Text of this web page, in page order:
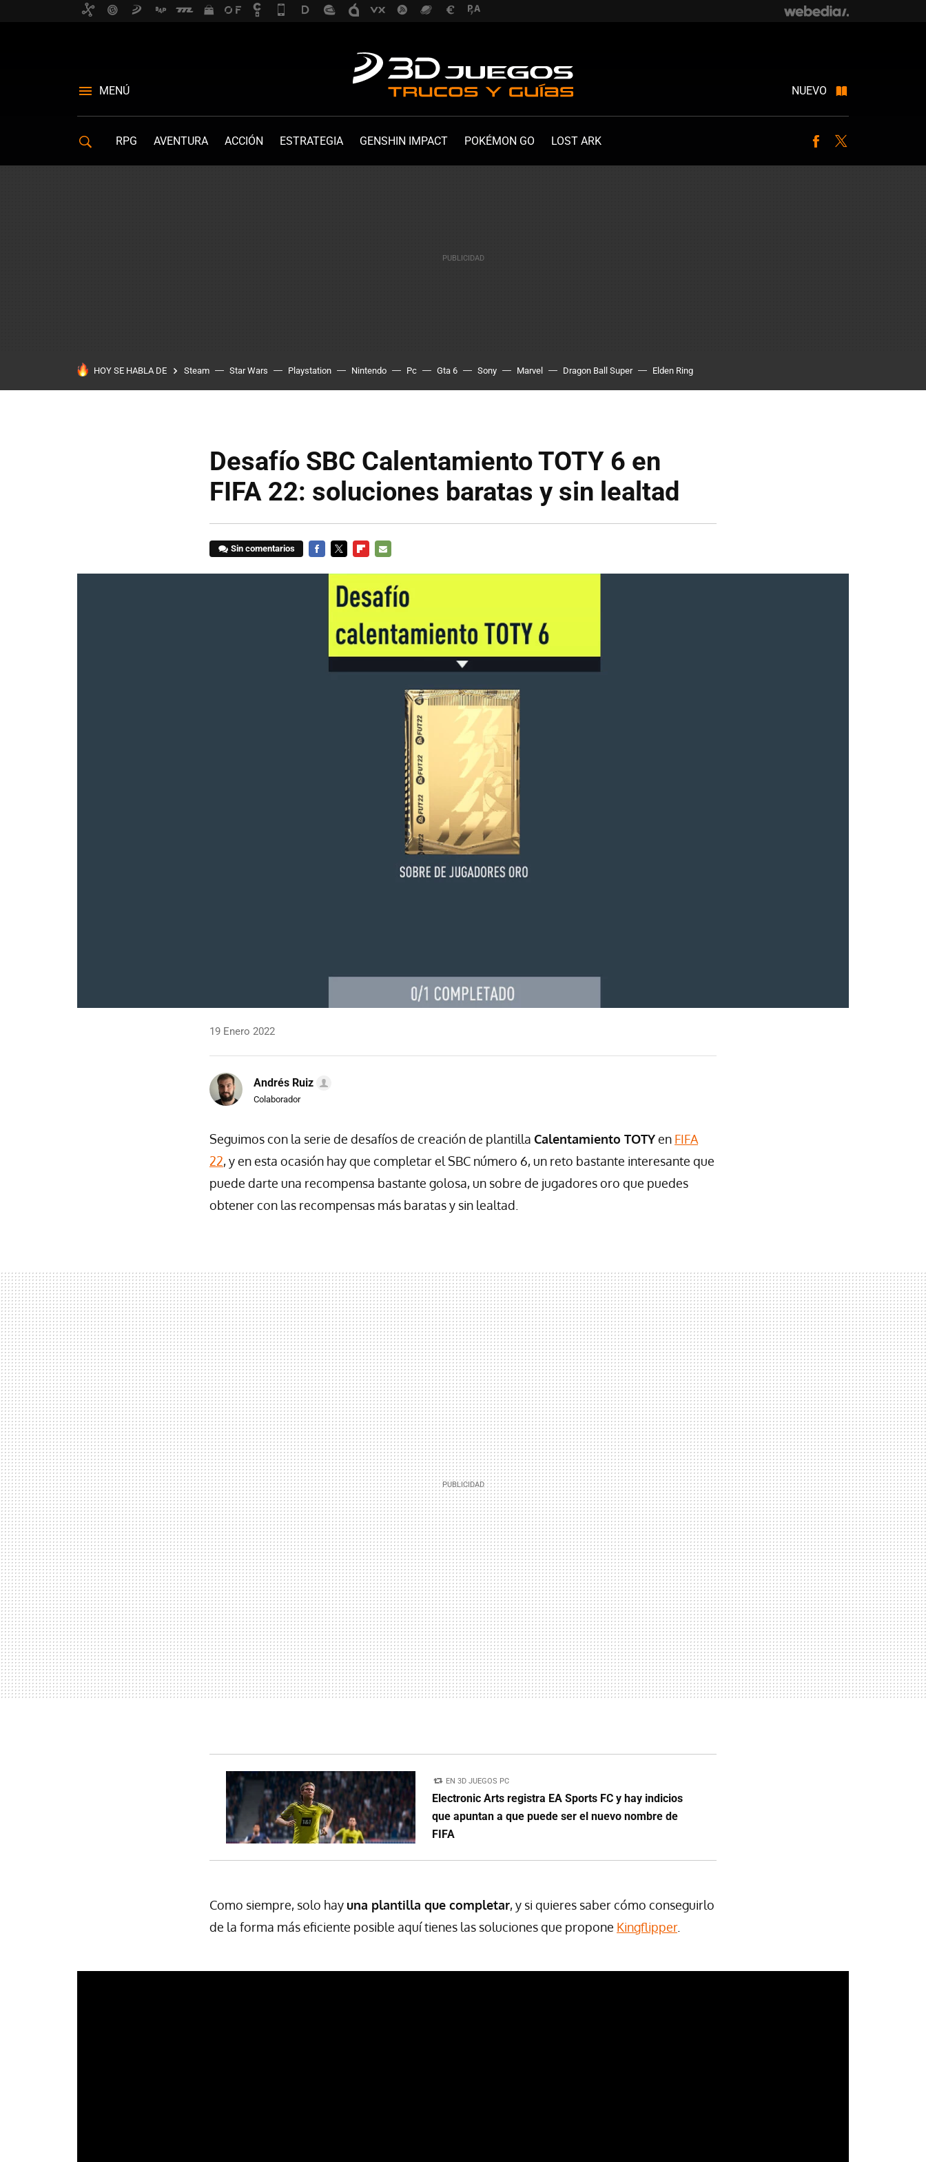
MENÚ NUEVO
RPG AVENTURA ACCIÓN ESTRATEGIA GENSHIN IMPACT POKÉMON GO LOST ARK Facebook
HOY SE HABLA DE Steam Star Wars Playstation Nintendo Pc Gta 6 Sony Marvel Dragon Ball Super Elden Ring
Desafío SBC Calentamiento TOTY 6 en
FIFA 22: soluciones baratas y sin lealtad
Sin comentarios
19 Enero 2022
Andrés Ruiz
Colaborador
Seguimos con la serie de desafíos de creación de plantilla Calentamiento TOTYen FIFA
22, y en esta ocasión hay que completar el SBC número 6, un reto bastante interesante que
puede darte una recompensa bastante golosa, un sobre de jugadores oro que puedes
obtener con las recompensas más baratas y sin lealtad.
EN 3D JUEGOS PC
Electronic Arts registra EA Sports FC y hay indicios
que apuntan a que puede ser el nuevo nombre de
FIFA
Como siempre, solo hay una plantilla que completar, y si quieres saber cómo conseguirlo
de la forma más eficiente posible aquí tienes las soluciones que propone Kingflipper.